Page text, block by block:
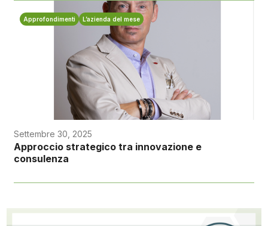
Approfondimenti L’azienda del mese
Settembre 30, 2025
Approccio strategico tra innovazione e
consulenza